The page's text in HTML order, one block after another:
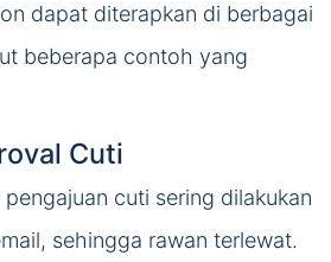
dapat diterapkan di berbagai
beberapa contoh yang
Cuti
cuti sering dilakukan
sehingga rawan terlewat.